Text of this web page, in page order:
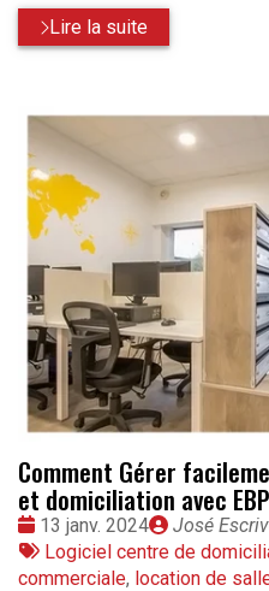
Lire la suite
Comment Gérer
et domiciliation avec
Date
:
13 janv. 2024
Publié
par
José
Tags
:
Logiciel centre de
commerciale, location de